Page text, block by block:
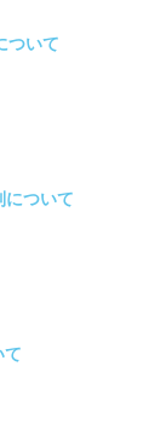
ついて
について
て